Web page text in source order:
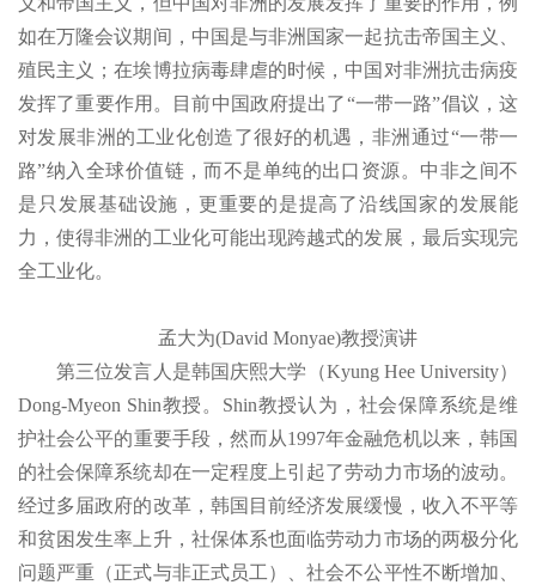
如在万隆会议期间，中国是与非洲国家一起抗击帝国主义、
殖民主义；在埃博拉病毒肆虐的时候，中国对非洲抗击病疫
发挥了重要作用。目前中国政府提出了“一带一路”倡议，这
对发展非洲的工业化创造了很好的机遇，非洲通过“一带一
路”纳入全球价值链，而不是单纯的出口资源。中非之间不
是只发展基础设施，更重要的是提高了沿线国家的发展能
力，使得非洲的工业化可能出现跨越式的发展，最后实现完
全工业化。
孟大为(David Monyae)教授演讲
第三位发言人是韩国庆熙大学（Kyung Hee University）
Dong-Myeon Shin教授。Shin教授认为，社会保障系统是维
护社会公平的重要手段，然而从1997年金融危机以来，韩国
的社会保障系统却在一定程度上引起了劳动力市场的波动。
经过多届政府的改革，韩国目前经济发展缓慢，收入不平等
和贫困发生率上升，社保体系也面临劳动力市场的两极分化
问题严重（正式与非正式员工）、社会不公平性不断增加、